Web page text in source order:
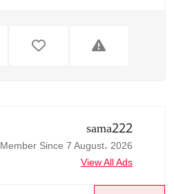
sama222
Member Since 7 August، 2026
View All Ads